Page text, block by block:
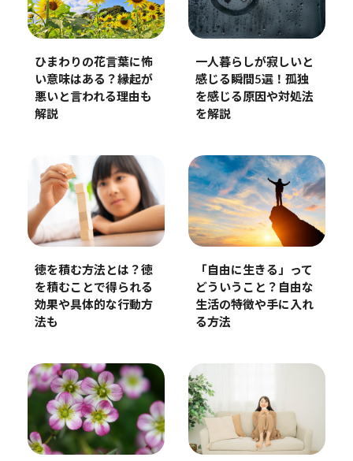
ひまわりの花言葉に怖
い意味はある？縁起が
悪いと言われる理由も
解説
一人暮らしが寂しいと
感じる瞬間5選！孤独
を感じる原因や対処法
を解説
徳を積む方法とは？徳
を積むことで得られる
効果や具体的な行動方
法も
「自由に生きる」って
どういうこと？自由な
生活の特徴や手に入れ
る方法